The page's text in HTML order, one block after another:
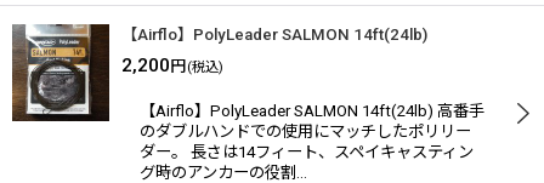
【Airflo】PolyLeader SALMON 14ft(24lb)
2,200 円 (税込)
【Airflo】PolyLeader SALMON 14ft(24lb) 高番手
のダブルハンドでの使用にマッチしたポリリー
ダー。 長さは14フィート、スペイキャスティン
グ時のアンカーの役割…